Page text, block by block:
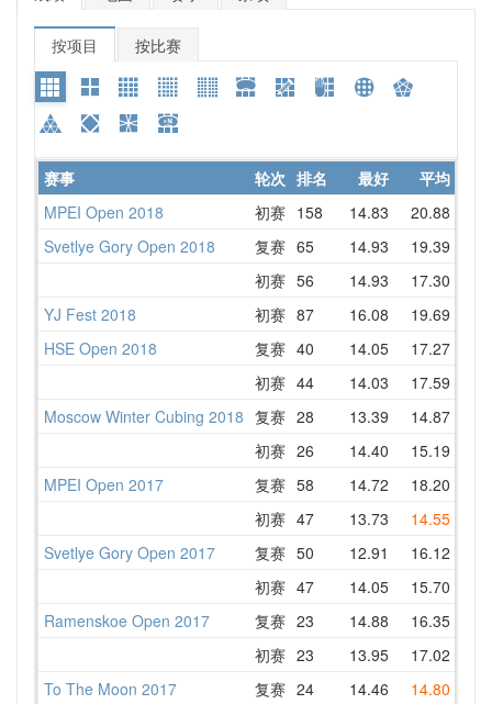
按项目 按比赛
赛事 轮次 排名 最好 平均
MPEI Open 2018
初赛 158 14.83 20.88
Svetlye Gory Open 2018 复赛 65 14.93 19.39
初赛 56 14.93 17.30
YJ Fest 2018 初赛 87 16.08 19.69
HSE Open 2018 复赛 40 14.05 17.27
初赛 44 14.03 17.59
Moscow Winter Cubing 2018 复赛 28 13.39 14.87
初赛 26 14.40 15.19
MPEI Open 2017 复赛 58 14.72 18.20
初赛 47 13.73 14.55
Svetlye Gory Open 2017 复赛 50 12.91 16.12
初赛 47 14.05 15.70
Ramenskoe Open 2017 复赛 23 14.88 16.35
初赛 23 13.95 17.02
To The Moon 2017 复赛 24 14.46 14.80